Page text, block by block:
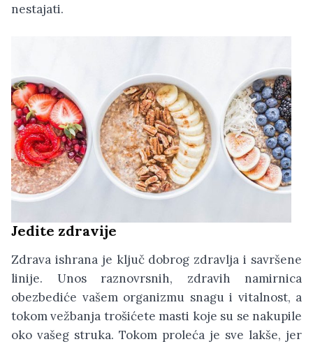
nestajati.
Jedite zdravije
Zdrava ishrana je ključ dobrog zdravlja i savršene
linije. Unos raznovrsnih, zdravih namirnica
obezbediće vašem organizmu snagu i vitalnost, a
tokom vežbanja trošićete masti koje su se nakupile
oko vašeg struka. Tokom proleća je sve lakše, jer